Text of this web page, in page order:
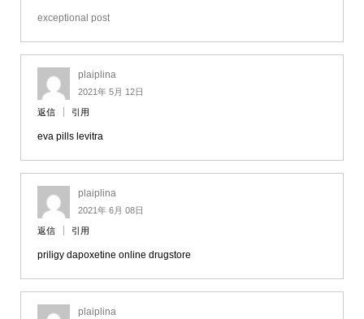
exceptional post
plaiplina
2021年 5月 12日
返信 引用
eva pills levitra
plaiplina
2021年 6月 08日
返信 引用
priligy dapoxetine online drugstore
plaiplina